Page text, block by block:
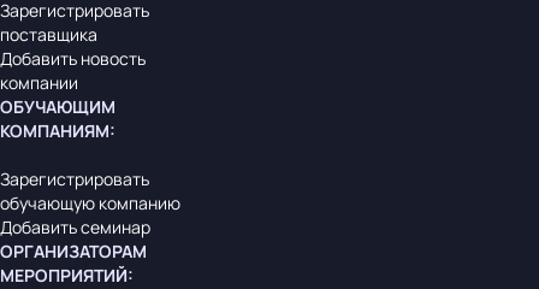
Зарегистрировать
поставщика
Добавить новость
компании
ОБУЧАЮЩИМ
КОМПАНИЯМ:
Зарегистрировать
обучающую компанию
Добавить семинар
ОРГАНИЗАТОРАМ
МЕРОПРИЯТИЙ: